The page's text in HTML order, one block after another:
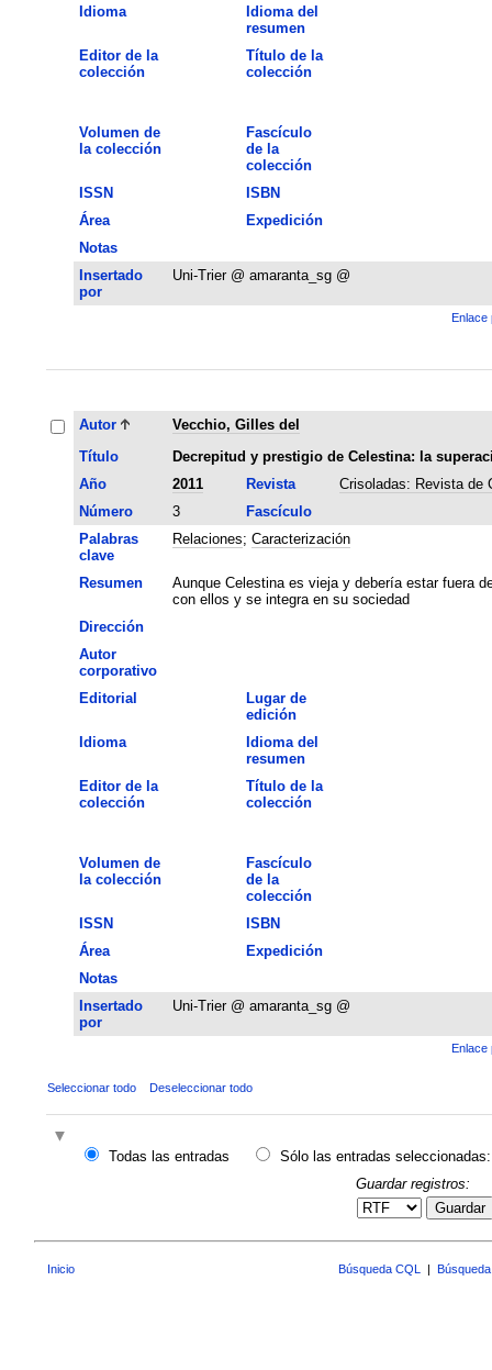
Idioma
Idioma del
resumen
Editor de la
colección
Título de la
colección
Volumen de
la colección
Fascículo
de la
colección
ISSN
ISBN
Área
Expedición
Notas
Insertado
por
Uni-Trier @ amaranta_sg @
Enlace
Autor
Vecchio, Gilles del
Título
Decrepitud y prestigio de Celestina: la
Año
2011 Revista
Crisoladas: Revista de
Número
3
Fascículo
Palabras
clave
Relaciones; Caracterización
Resumen
Aunque Celestina es vieja y debería estar fuera
con ellos y se integra en su sociedad
Dirección
Autor
corporativo
Editorial
Lugar de
edición
Idioma
Idioma del
resumen
Editor de la
colección
Título de la
colección
Volumen de
la colección
Fascículo
de la
colección
ISSN
ISBN
Área
Expedición
Notas
Insertado
por
Uni-Trier @ amaranta_sg @
Enlace
Seleccionar todo Deseleccionar todo
Todas las entradas
Sólo las entradas seleccionadas:
Guardar registros:
Guardar
Inicio Búsqueda CQL